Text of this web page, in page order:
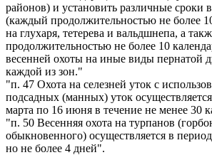
районов) и установить различные сроки
(каждый продолжительностью не более
на глухаря, тетерева и вальдшнепа, а
продолжительностью не более 10
весенней охоты на иные виды пернатой
каждой из зон."
"п. 47 Охота на селезней уток с
подсадных (манных) уток
марта по 16 июня в течение не менее 30
"п. 50 Весенняя охота на турпанов
обыкновенного) осуществляется в
но не более 4 дней".